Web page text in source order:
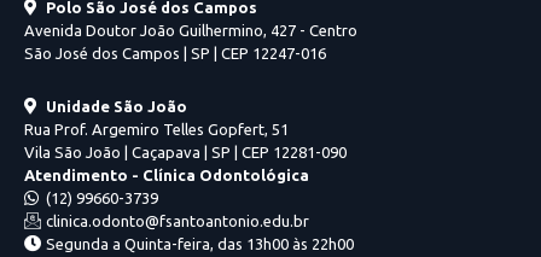
Polo São José dos Campos
Avenida Doutor João Guilhermino, 427 - Centro
São José dos Campos | SP | CEP 12247-016
Unidade São João
Rua Prof. Argemiro Telles Gopfert, 51
Vila São João | Caçapava | SP | CEP 12281-090
Atendimento - Clínica Odontológica
(12) 99660-3739
clinica.odonto@fsantoantonio.edu.br
Segunda a Quinta-feira, das 13h00 às 22h00